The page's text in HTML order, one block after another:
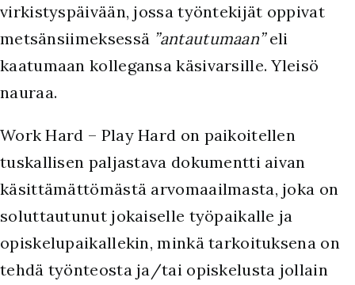
virkistyspäivään, jossa työntekijät oppivat
metsänsiimeksessä ”antautumaan”eli
kaatumaan kollegansa käsivarsille. Yleisö
nauraa.
Work Hard – Play Hard on paikoitellen
tuskallisen paljastava dokumentti aivan
käsittämättömästä arvomaailmasta, joka on
soluttautunut jokaiselle työpaikalle ja
opiskelupaikallekin, minkä tarkoituksena on
tehdä työnteosta ja/tai opiskelusta jollain